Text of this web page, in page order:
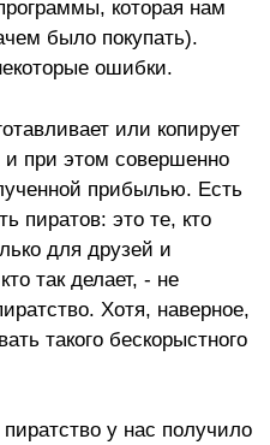
которая нам
было покупать).
ошибки.
или копирует
и при этом совершенно
прибылью. Есть
пиратов: это те, кто
для друзей и
так делает, - не
Хотя, наверное,
такого бескорыстного
у нас получило